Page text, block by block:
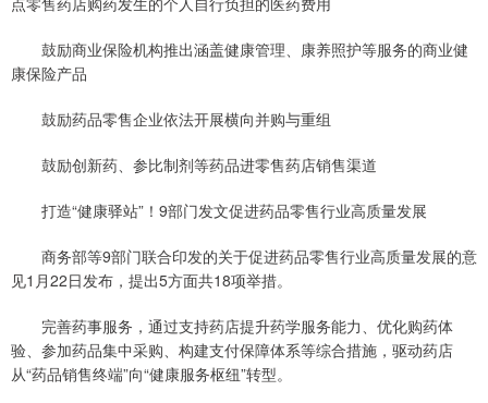
鼓励商业保险机构推出涵盖健康管理、康养照护等服务的商业健
康保险产品
鼓励药品零售企业依法开展横向并购与重组
鼓励创新药、参比制剂等药品进零售药店销售渠道
打造“健康驿站”！9部门发文促进药品零售行业高质量发展
商务部等9部门联合印发的关于促进药品零售行业高质量发展的意
见1月22日发布，提出5方面共18项举措。
完善药事服务，通过支持药店提升药学服务能力、优化购药体
验、参加药品集中采购、构建支付保障体系等综合措施，驱动药店
从“药品销售终端”向“健康服务枢纽”转型。